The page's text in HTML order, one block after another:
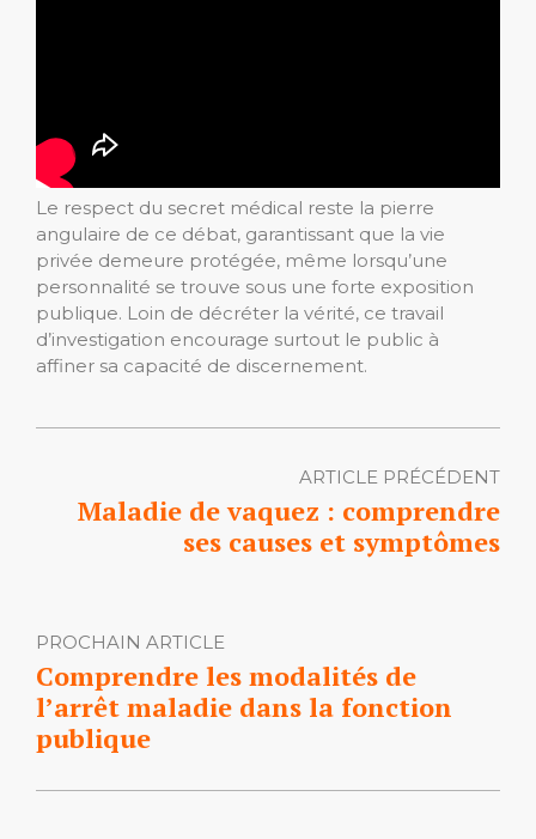
Le respect du secret médical reste la pierre
angulaire de ce débat, garantissant que la vie
privée demeure protégée, même lorsqu’une
personnalité se trouve sous une forte exposition
publique. Loin de décréter la vérité, ce travail
d’investigation encourage surtout le public à
affiner sa capacité de discernement.
ARTICLE PRÉCÉDENT
Maladie de vaquez : comprendre
ses causes et symptômes
PROCHAIN ARTICLE
Comprendre les modalités de
l’arrêt maladie dans la fonction
publique